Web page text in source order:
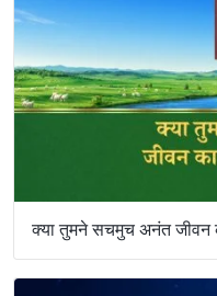
क्या तुमने सचमुच अनंत जीवन